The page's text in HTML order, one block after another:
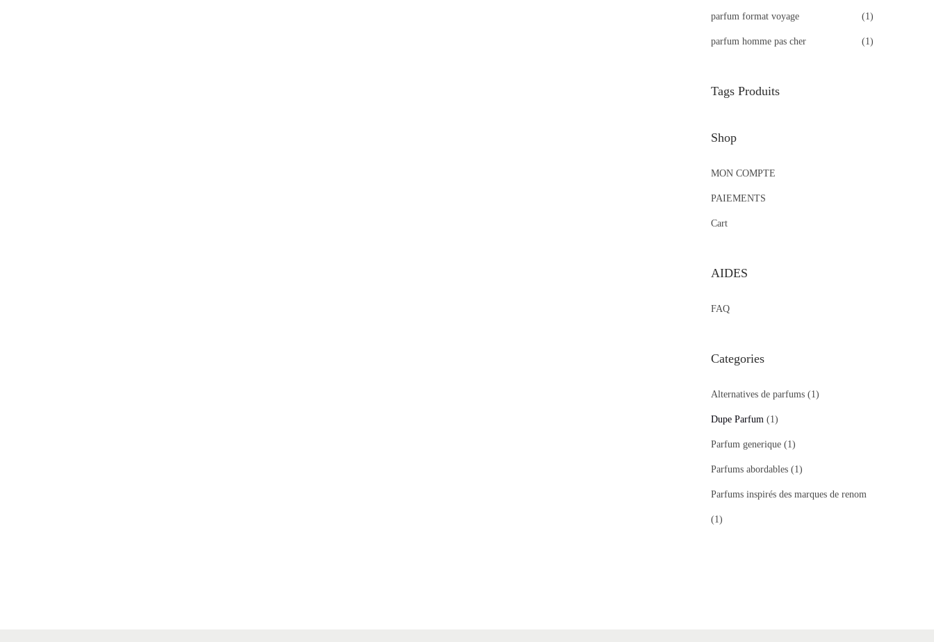
parfum format voyage (1)
parfum homme pas cher (1)
Tags Produits
Shop
MON COMPTE
PAIEMENTS
Cart
AIDES
FAQ
Categories
Alternatives de parfums (1)
Dupe Parfum (1)
Parfum generique (1)
Parfums abordables (1)
Parfums inspirés des marques de renom
(1)